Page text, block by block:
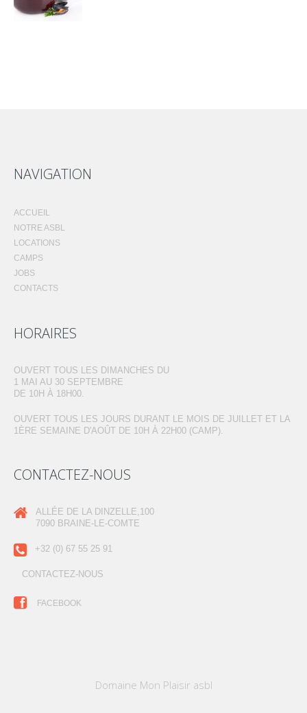
NAVIGATION
ACCUEIL
NOTRE ASBL
LOCATIONS
CAMPS
JOBS
CONTACTS
HORAIRES
OUVERT TOUS LES DIMANCHES DU
1 MAI AU 30 SEPTEMBRE
DE 10H À 18H00.
OUVERT TOUS LES JOURS DURANT LE MOIS DE JUILLET ET LA
1ÈRE SEMAINE D'AOÛT DE 10H À 22H00 (CAMP).
CONTACTEZ-NOUS
ALLÉE DE LA DINZELLE,100
7090 BRAINE-LE-COMTE
+32 (0) 67 55 25 91
CONTACTEZ-NOUS
FACEBOOK
Domaine Mon Plaisir asbl